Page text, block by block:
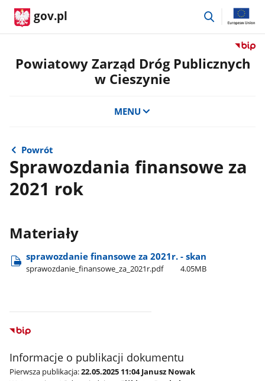
gov.pl
przejdź
Przejdź
do
w
Powiatowy Zarząd Dróg Publicznych
w Cieszynie
MENU
Powrót
Sprawozdania finansowe za
2021 rok
Materiały
sprawozdanie finansowe za 2021r. - skan
sprawozdanie​_finansowe​_za​_2021r.pdf 4.05MB
Informacje o publikacji dokumentu
Pierwsza publikacja:22.05.2025 11:04 Janusz Nowak